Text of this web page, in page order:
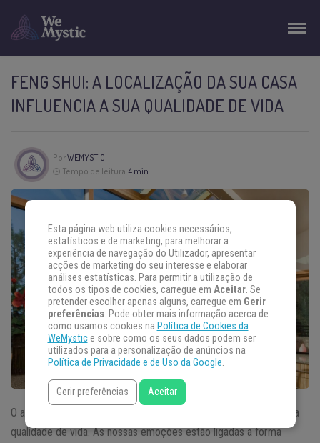
FENG SHUI: A LOCALIZAÇÃO DA SUA CASA
INFLUENCIA A SUA QUALIDADE DE VIDA
PorWEMYSTIC
Tempo de leitura:4 min
O ambiente em que nós vivemos influencia diretamente na nossa
qualidade de vida. As nossas emoções estão ligadas a forma
Esta página web utiliza cookies necessários,
estatísticos e de marketing, para melhorar a
experiência de navegação do Utilizador, apresentar
acções de marketing do seu interesse e elaborar
análises estatísticas. Para permitir a utilização de
todos os tipos de cookies, carregue em Aceitar. Se
pretender escolher apenas alguns, carregue em Gerir
preferências. Pode obter mais informação acerca de
como usamos cookies na Política de Cookies da
WeMystice sobre como os seus dados podem ser
utilizados para a personalização de anúncios na
Política de Privacidade e de Uso da Google.
Gerir preferências Aceitar